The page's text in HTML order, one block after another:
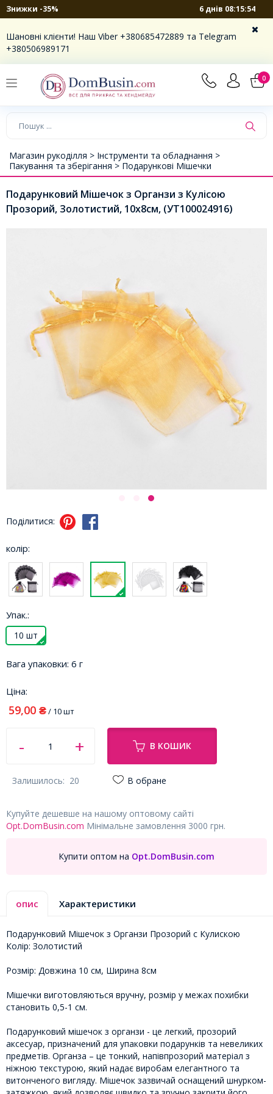
Знижки -35% 6 днів 08:15:54
Шановні клієнти! Наш Viber +380685472889 та Telegram
+380506989171
0
Магазин рукоділля > Інструменти та обладнання >
Пакування та зберігання > Подарункові Мішечки
Подарунковий Мішечок з Органзи з Кулісою
Прозорий, Золотистий, 10x8см, (УТ100024916)
Поділитися:
колір:
Упак.:
10 шт
Вага упаковки: 6 г
Ціна:
59,00 ₴/ 10 шт
В КОШИК
Залишилось: 20 В обране
Купуйте дешевше на нашому оптовому сайті
Opt.DomBusin.com Мінімальне замовлення 3000 грн.
Купити оптом на Opt.DomBusin.com
опис Характеристики
Подарунковий Мішечок з Органзи Прозорий с Кулискою
Колір: Золотистий
Розмір: Довжина 10 см, Ширина 8см
Мішечки виготовляються вручну, розмір у межах похибки
становить 0,5-1 см.
Подарунковий мішечок з органзи - це легкий, прозорий
аксесуар, призначений для упаковки подарунків та невеликих
предметів. Органза – це тонкий, напівпрозорий матеріал з
ніжною текстурою, який надає виробам елегантного та
витонченого вигляду. Мішечок зазвичай оснащений шнурком-